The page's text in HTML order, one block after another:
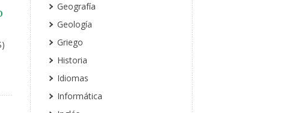
Geografía
Geología
Griego
Historia
Idiomas
Informática